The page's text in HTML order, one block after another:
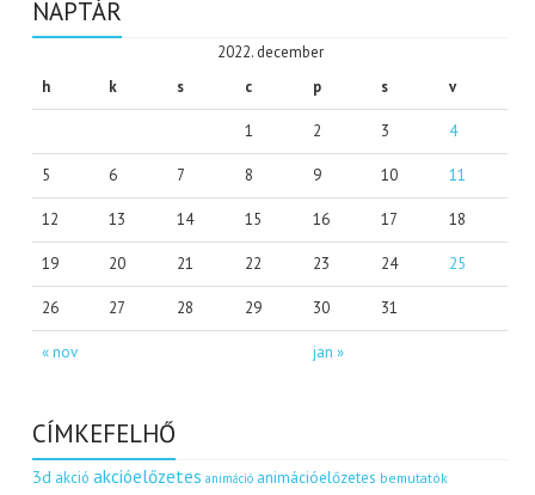
NAPTÁR
2022. december
h
k s c p s v
« nov jan »
1 2 3 4
5 6 7 8 9 10 11
12 13 14 15 16 17 18
19 20 21 22 23 24 25
26 27 28 29 30 31
CÍMKEFELHŐ
3d akció akcióelőzetes animáció animációelőzetes bemutatók